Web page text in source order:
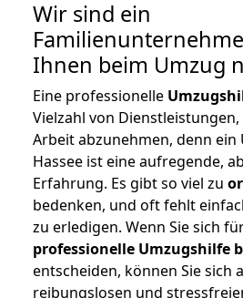
Wir sind ein
Ihnen beim Umzug
Eine professionelle
Vielzahl von
Arbeit abzunehmen, denn ein
Hassee ist eine aufregende,
Erfahrung. Es gibt so viel zu
bedenken, und oft fehlt
zu erledigen. Wenn Sie sich
professionelle Umzugshilfe
entscheiden, können Sie sich
reibungslosen und